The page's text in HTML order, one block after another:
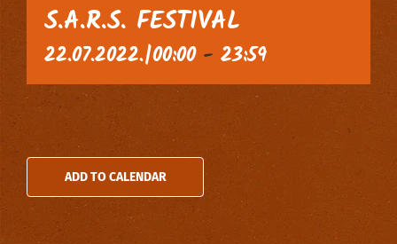
S.A.R.S. FESTIVAL
22.07.2022.|00:00- 23:59
ADD TO CALENDAR